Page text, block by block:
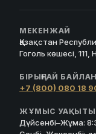
МЕКЕНЖАЙ
Қазақстан
Гоголь көшесі,
БІРЫҢҒАЙ
+7 (800) 080 18
ЖҰМЫС УАҚЫТЫ
Дүйсенбі–Жұма: